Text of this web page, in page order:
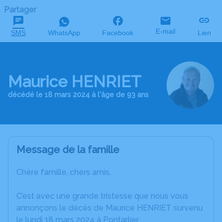
Partager
SMS WhatsApp Facebook E-mail Lien
Maurice HENRIET
décédé le 18 mars 2024 à l'âge de 93 ans
Message de la famille
Chère famille, chers amis,
C’est avec une grande tristesse que nous vous
annonçons le décès de Maurice HENRIET survenu
le lundi 18 mars 2024 à Pontarlier.